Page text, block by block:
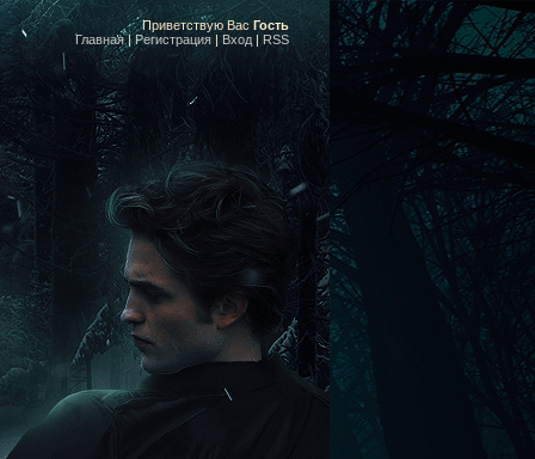
Приветствую Вас Гость
Главная|Регистрация | Вход | RSS